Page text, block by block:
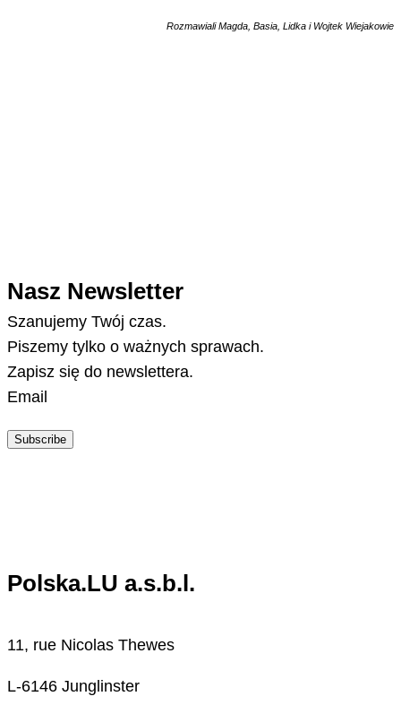
Rozmawiali Magda, Basia, Lidka i Wojtek Wiejakowie
Nasz Newsletter
Szanujemy Twój czas.
Piszemy tylko o ważnych sprawach.
Zapisz się do newslettera.
Email
Subscribe
Polska.LU a.s.b.l.
11, rue Nicolas Thewes
L-6146 Junglinster